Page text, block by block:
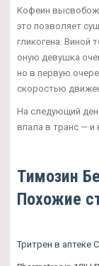
Кофеин
это позволяет
гликогена. Виной
оную девушка
но в первую
скоростью
На следующий
впала в транс — и
Tимозин
Похожие
Тритрен в аптеке